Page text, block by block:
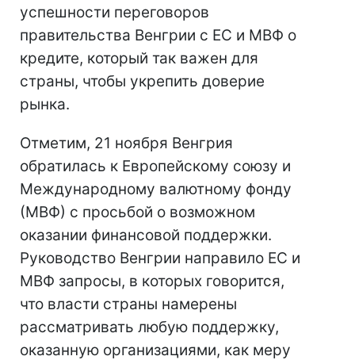
успешности переговоров
правительства Венгрии с ЕС и МВФ о
кредите, который так важен для
страны, чтобы укрепить доверие
рынка.
Отметим, 21 ноября Венгрия
обратилась к Европейскому союзу и
Международному валютному фонду
(МВФ) с просьбой о возможном
оказании финансовой поддержки.
Руководство Венгрии направило ЕС и
МВФ запросы, в которых говорится,
что власти страны намерены
рассматривать любую поддержку,
оказанную организациями, как меру